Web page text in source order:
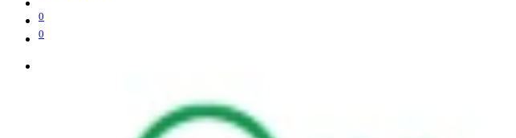
0
0